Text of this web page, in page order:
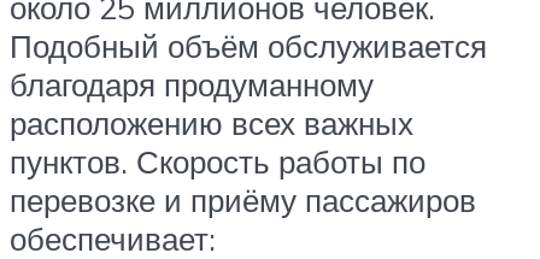
Подобный объём обслуживается
благодаря продуманному
расположению всех важных
пунктов. Скорость работы по
перевозке и приёму пассажиров
обеспечивает: